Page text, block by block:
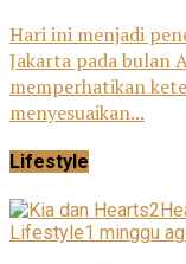
Hari ini menjadi
Jakarta pada bulan
memperhatikan
menyesuaikan...
Lifestyle
Lifestyle1 minggu